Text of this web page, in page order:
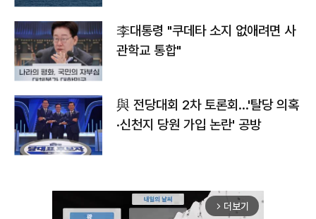
李대통령 "쿠데타 소지 없애려면 사
관학교 통합"
與 전당대회 2차 토론회…'탈당 의혹
·신천지 당원 가입 논란' 공방
arrow_forward_ios 더보기